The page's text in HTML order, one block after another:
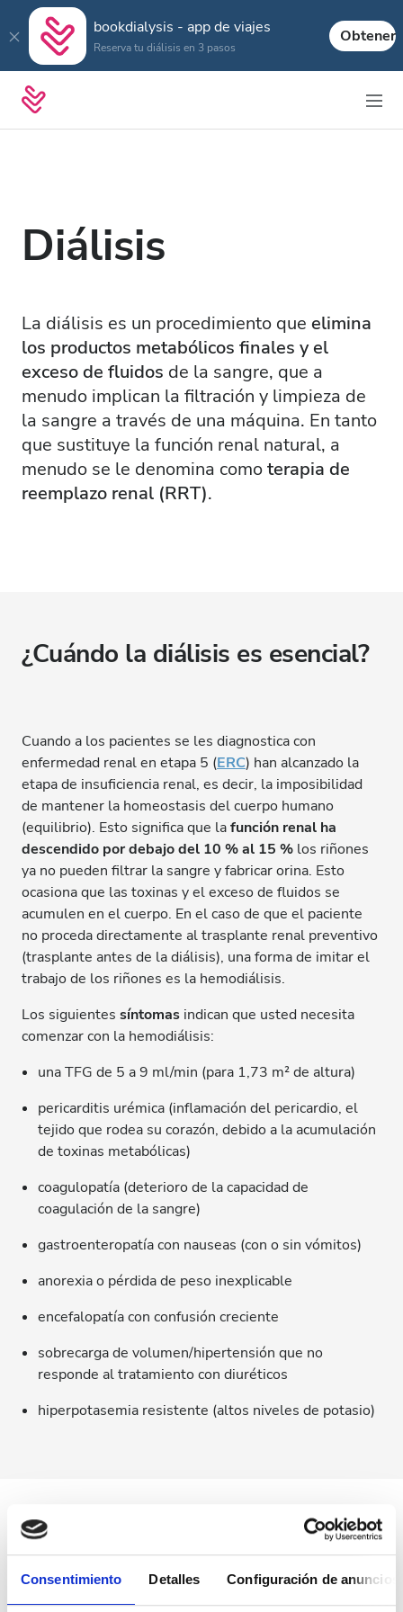
Consentimiento Detalles Configuración de anuncios
bookdialysis - app de viajes
Reserva tu diálisis en 3 pasos
Obtener
Diálisis
La diálisis es un procedimiento que elimina
los productos metabólicos finales y el
exceso de fluidos de la sangre, que a
menudo implican la filtración y limpieza de
la sangre a través de una máquina. En tanto
que sustituye la función renal natural, a
menudo se le denomina comoterapia de
reemplazo renal (RRT).
¿Cuándo la diálisis es esencial?
Cuando a los pacientes se les diagnostica con
enfermedad renal en etapa 5 (ERC) han alcanzado la
etapa de insuficiencia renal, es decir, la imposibilidad
de mantener la homeostasis del cuerpo humano
(equilibrio). Esto significa que lafunción renal ha
descendido por debajo del 10 % al 15 % los riñones
ya no pueden filtrar la sangre y fabricar orina. Esto
ocasiona que las toxinas y el exceso de fluidos se
acumulen en el cuerpo. En el caso de que el paciente
no proceda directamente al trasplante renal preventivo
(trasplante antes de la diálisis), una forma de imitar el
trabajo de los riñones es la hemodiálisis.
Los siguientes síntomas indican que usted necesita
comenzar con la hemodiálisis:
una TFG de 5 a 9 ml/min (para 1,73 m² de altura)
pericarditis urémica (inflamación del pericardio, el
tejido que rodea su corazón, debido a la acumulación
de toxinas metabólicas)
coagulopatía (deterioro de la capacidad de
coagulación de la sangre)
gastroenteropatía con nauseas (con o sin vómitos)
anorexia o pérdida de peso inexplicable
encefalopatía con confusión creciente
sobrecarga de volumen/hipertensión que no
responde al tratamiento con diuréticos
hiperpotasemia resistente (altos niveles de potasio)
¿Con qué frecuencia necesitaré
diálisis?